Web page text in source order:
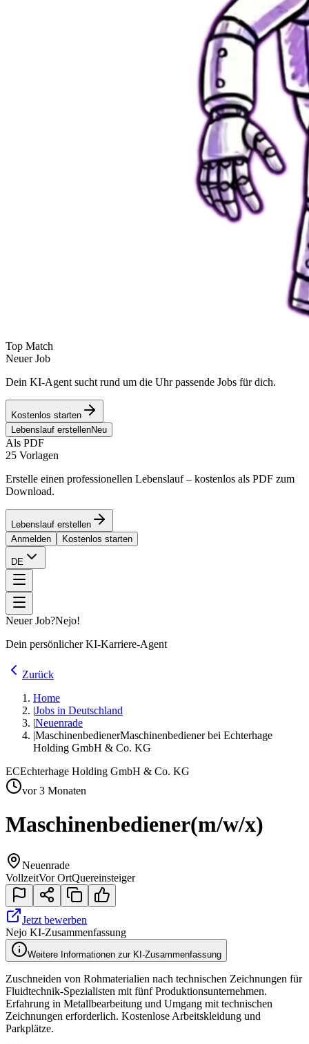
Top Match
Neuer Job
Dein KI-Agent sucht rund um die Uhr passende Jobs für dich.
Kostenlos starten
Lebenslauf erstellenNeu
Als PDF
25 Vorlagen
Erstelle einen professionellen Lebenslauf – kostenlos als PDF zum
Download.
Lebenslauf erstellen
Anmelden
Kostenlos starten
DE
Neuer Job?Nejo!
Dein persönlicher KI-Karriere-Agent
Zurück
Home
|Jobs in Deutschland
|Neuenrade
|MaschinenbedienerMaschinenbediener bei Echterhage
Holding GmbH & Co. KG
ECEchterhage Holding GmbH & Co. KG
vor 3 Monaten
Maschinenbediener(m/w/x)
Neuenrade
VollzeitVor OrtQuereinsteiger
Jetzt bewerben
Nejo KI-Zusammenfassung
Weitere Informationen zur KI-Zusammenfassung
Zuschneiden von Rohmaterialien nach technischen Zeichnungen für
Fluidtechnik-Spezialisten mit fünf Produktionsunternehmen.
Erfahrung in Metallbearbeitung und Umgang mit technischen
Zeichnungen erforderlich. Kostenlose Arbeitskleidung und
Parkplätze.